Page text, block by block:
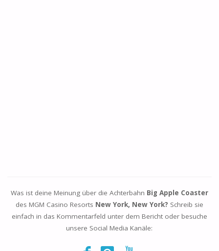
Was ist deine Meinung über die Achterbahn Big Apple Coaster
des MGM Casino Resorts New York, New York? Schreib sie
einfach in das Kommentarfeld unter dem Bericht oder besuche
unsere Social Media Kanäle: